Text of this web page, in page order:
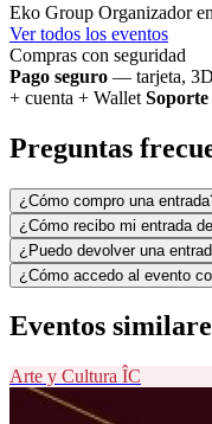
Eko Group Organizador
Ver todos los eventos
Compras con seguridad
Pago seguro — tarjeta,
+ cuenta + Wallet
Preguntas
¿Cómo compro una
¿Cómo recibo mi entrada
¿Puedo devolver una
¿Cómo accedo al evento
Eventos
Arte y Cultura ÎC